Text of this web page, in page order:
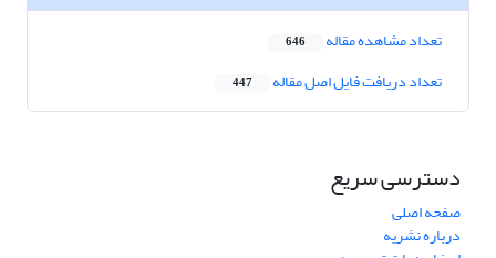
تعداد مشاهده مقاله 646
تعداد دریافت فایل اصل مقاله 447
دسترسی سریع
صفحه اصلی
درباره نشریه